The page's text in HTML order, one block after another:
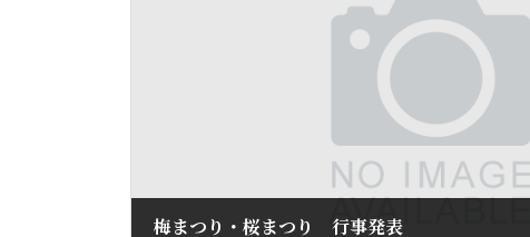
梅まつり・桜まつり 行事発表